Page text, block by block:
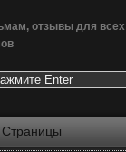
отзывы для всех
Страницы